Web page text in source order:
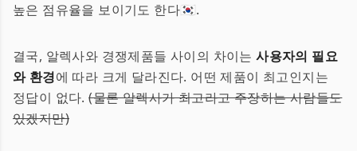
높은 점유율을 보이기도 한다🇰🇷.
결국, 알렉사와 경쟁제품들 사이의 차이는사용자의 필요
와 환경에 따라 크게 달라진다. 어떤 제품이 최고인지는
정답이 없다.(물론 알렉사가 최고라고 주장하는 사람들도
있겠지만)